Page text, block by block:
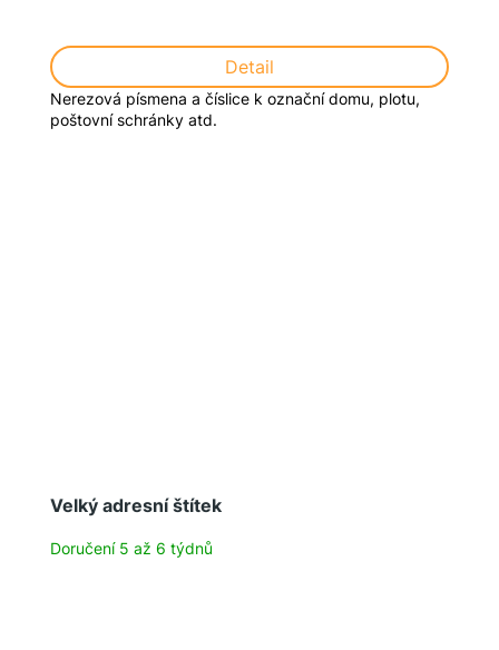
Detail
Nerezová písmena a číslice k označní domu, plotu,
poštovní schránky atd.
Velký adresní štítek
Doručení 5 až 6 týdnů